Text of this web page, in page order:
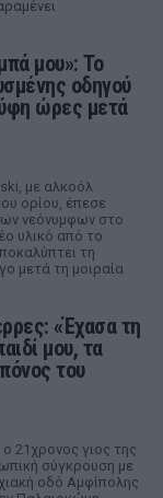
μου»: Το
οδηγού
ώρες μετά
με αλκοόλ
ορίου, έπεσε
νεόνυμφων στο
υλικό από το
τη
μετά τη μοιραία
«Έχασα τη
μου, τα
του
21χρονος γιος της
σύγκρουση με
οδό Αμφίπολης